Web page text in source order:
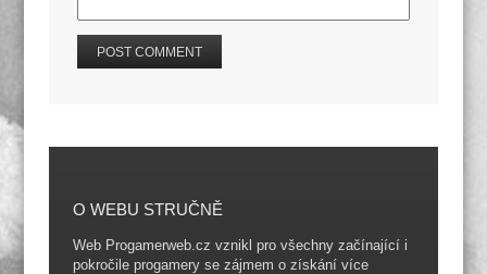
O WEBU STRUČNĚ
Web Progamerweb.cz vznikl pro všechny začínající i
pokročile progamery se zájmem o získání více